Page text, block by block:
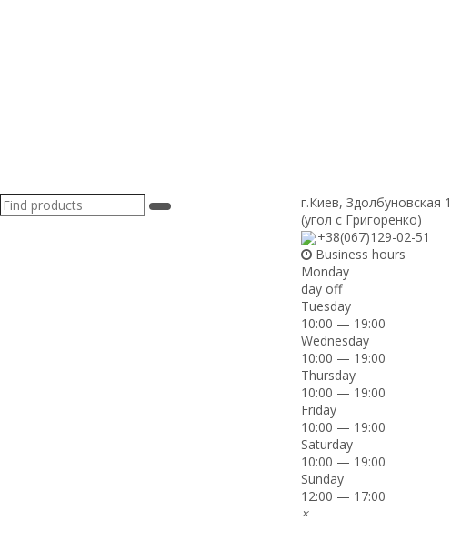
г.Киев, Здолбуновская
(угол с Григоренко)
+38(067)129-02-51
Business hours
Monday
day off
Tuesday
10:00 — 19:00
Wednesday
10:00 — 19:00
Thursday
10:00 — 19:00
Friday
10:00 — 19:00
Saturday
10:00 — 19:00
Sunday
12:00 — 17:00
×